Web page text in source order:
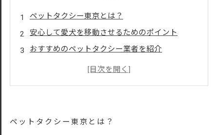
ペットタクシー東京とは？
安心して愛犬を移動させるためのポイント
おすすめのペットタクシー業者を紹介
ペットタクシーの料金、予約、利用方法につい
ペットタクシー東京とは？